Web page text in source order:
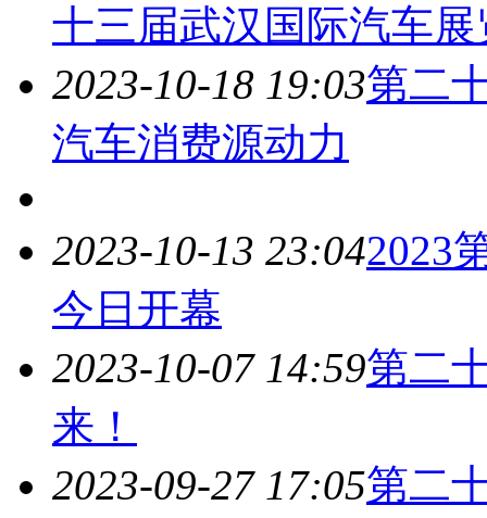
十三届武汉国际汽车展
2023-10-18 19:03第二
汽车消费源动力
2023-10-13 23:042023
今日开幕
2023-10-07 14:59第二
来！
2023-09-27 17:05第二